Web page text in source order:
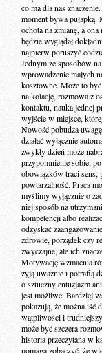
co ma dla nas
moment bywa pułapką.
ochota na zmianę, a
będzie wyglądał
najpierw poruszyć
Jednym ze sposobów
wprowadzenie małych
kosztowne. Może to
na kolację, rozmowa z
kontaktu, nauka jednej
wyjście w miejsce,
Nowość pobudza
działać wyłącznie
zwykły dzień może
przypomnienie sobie,
obowiązków traci
powtarzalność. Praca
myślimy wyłącznie o
niej sposób na
kompetencji albo
odzyskać
zdrowie, porządek czy
zwyczajne, ale ich
Motywację wzmacnia
żyją uważnie i potrafią
o sztuczny entuzjazm
jest możliwe. Bardziej
pokazują, że można iść
wątpliwości i
może być szczera
historia przeczytana w
pomaga zobaczyć, że